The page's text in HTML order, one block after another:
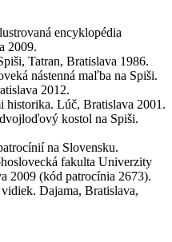
encyklopédia
2009.
Tatran, Bratislava 1986.
nástenná maľba na Spiši.
2012.
historika. Lúč, Bratislava 2001.
kostol na Spiši.
na Slovensku.
fakulta Univerzity
2009 (kód patrocínia 2673).
Dajama, Bratislava,